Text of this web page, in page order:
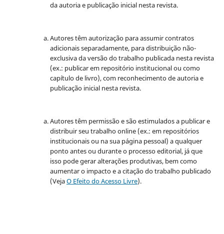
da autoria e publicação inicial nesta revista.
Autores têm autorização para assumir contratos
adicionais separadamente, para distribuição não-
exclusiva da versão do trabalho publicada nesta revista
(ex.: publicar em repositório institucional ou como
capítulo de livro), com reconhecimento de autoria e
publicação inicial nesta revista.
Autores têm permissão e são estimulados a publicar e
distribuir seu trabalho online (ex.: em repositórios
institucionais ou na sua página pessoal) a qualquer
ponto antes ou durante o processo editorial, já que
isso pode gerar alterações produtivas, bem como
aumentar o impacto e a citação do trabalho publicado
(VejaO Efeito do Acesso Livre).